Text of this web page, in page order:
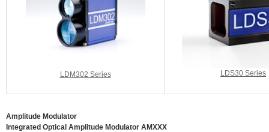
LDM302 Series LDS30 Series
Amplitude Modulator
Integrated Optical Amplitude Modulator AMXXX